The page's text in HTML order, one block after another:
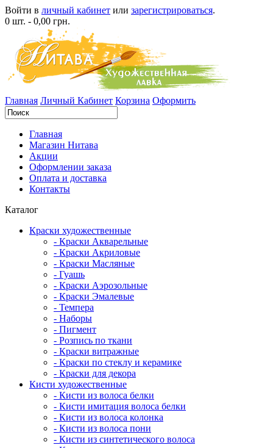
Войти в личный кабинет или зарегистрироваться.
0 шт. - 0,00 грн.
Главная Личный Кабинет Корзина Оформить
Главная
Магазин Нитава
Акции
Оформлении заказа
Оплата и доставка
Контакты
Каталог
Краски художественные
- Краски Акварельные
- Краски Акриловые
- Краски Масляные
- Гуашь
- Краски Аэрозольные
- Краски Эмалевые
- Темпера
- Наборы
- Пигмент
- Розпись по ткани
- Краски витражные
- Краски по стеклу и керамике
- Краски для декора
Кисти художественные
- Кисти из волоса белки
- Кисти имитация волоса белки
- Кисти из волоса колонка
- Кисти из волоса пони
- Кисти из синтетического волоса